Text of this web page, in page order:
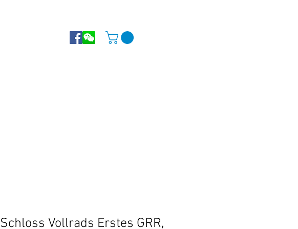
Schloss Vollrads Erstes GRR,